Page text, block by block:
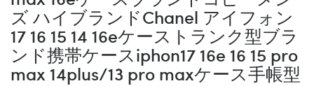
ズ ハイブランドChanel アイフォン
17 16 15 14 16eケーストランク型ブラ
ンド携帯ケースiphon17 16e 16 15 pro
max 14plus/13 pro maxケース手帳型